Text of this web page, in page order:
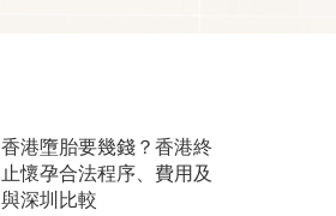
香港墮胎要幾錢？香港終
止懷孕合法程序、費用及
與深圳比較